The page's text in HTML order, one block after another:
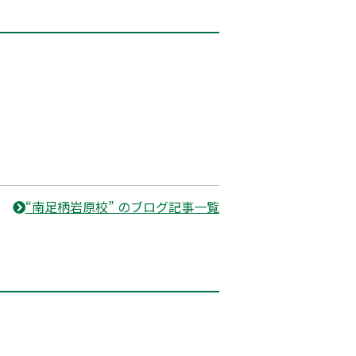
“南足柄岩原校” のブログ記事一覧